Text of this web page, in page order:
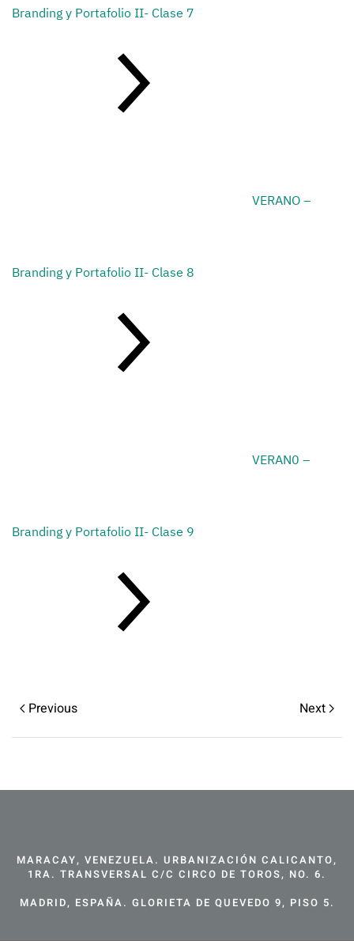
Branding y Portafolio II- Clase 7
VERANO –
Branding y Portafolio II- Clase 8
VERAN0 –
Branding y Portafolio II- Clase 9
Previous Next
MARACAY, VENEZUELA. URBANIZACIÓN CALICANTO,
1RA. TRANSVERSAL C/C CIRCO DE TOROS, NO. 6.
MADRID, ESPAÑA. GLORIETA DE QUEVEDO 9, PISO 5.